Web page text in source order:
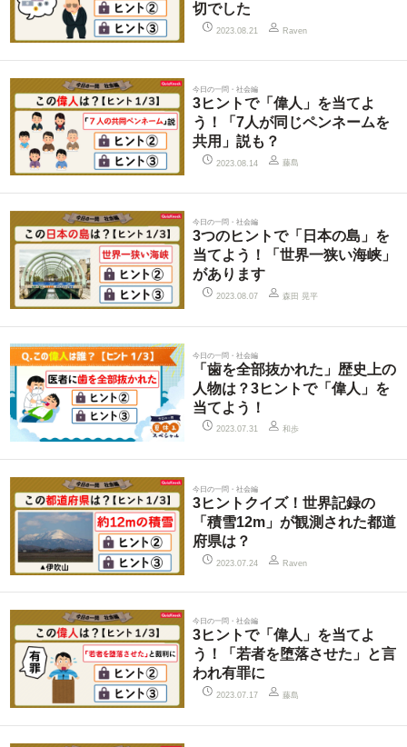
切でした
2023.08.21 Raven
今日の一問・社会編
3ヒントで「偉人」を当てよ
う！「7人が同じペンネームを
共用」説も？
2023.08.14 藤島
今日の一問・社会編
3つのヒントで「日本の島」を
当てよう！「世界一狭い海峡」
があります
2023.08.07 森田 晃平
今日の一問・社会編
「歯を全部抜かれた」歴史上の
人物は？3ヒントで「偉人」を
当てよう！
2023.07.31 和歩
今日の一問・社会編
3ヒントクイズ！世界記録の
「積雪12m」が観測された都道
府県は？
2023.07.24 Raven
今日の一問・社会編
3ヒントで「偉人」を当てよ
う！「若者を堕落させた」と言
われ有罪に
2023.07.17 藤島